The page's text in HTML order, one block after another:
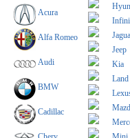
Acura
Alfa Romeo
Audi
BMW
Cadillac
Jeep
Kia